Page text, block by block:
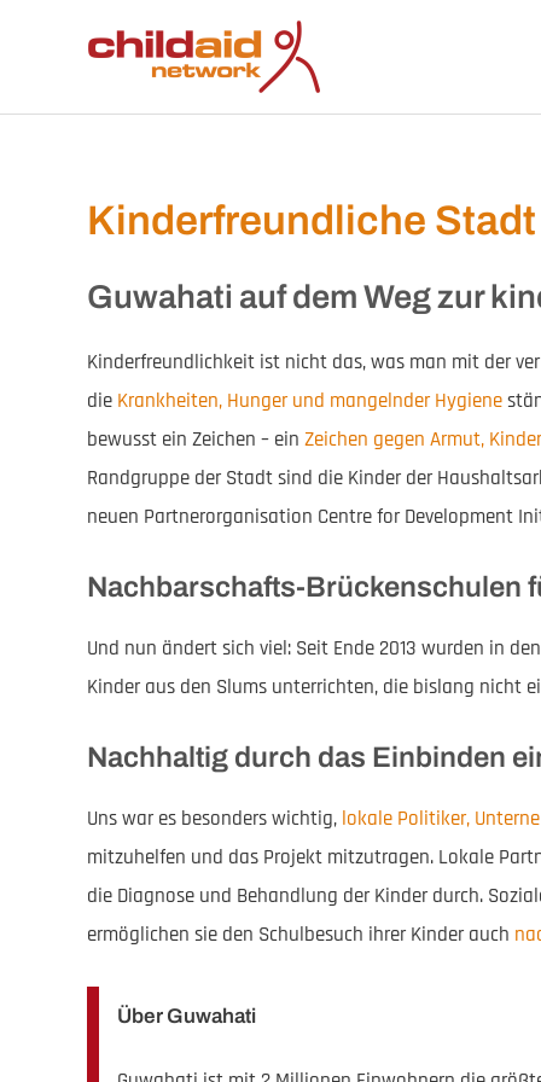
Kinderfreundliche
Guwahati auf dem Weg zur
Kinderfreundlichkeit ist nicht das, was man mit der
die Krankheiten, Hunger und mangelnder Hygiene
bewusst ein Zeichen – ein Zeichen gegen Armut,
Randgruppe der Stadt sind die Kinder der
neuen Partnerorganisation Centre for Development
Nachbarschafts-Brückenschulen
Und nun ändert sich viel: Seit Ende 2013 wurden in
Kinder aus den Slums unterrichten, die bislang nicht
Nachhaltig durch das Einbinden
Uns war es besonders wichtig, lokale Politiker,
mitzuhelfen und das Projekt mitzutragen. Lokale
die Diagnose und Behandlung der Kinder durch.
ermöglichen sie den Schulbesuch ihrer Kinder auch
Über Guwahati